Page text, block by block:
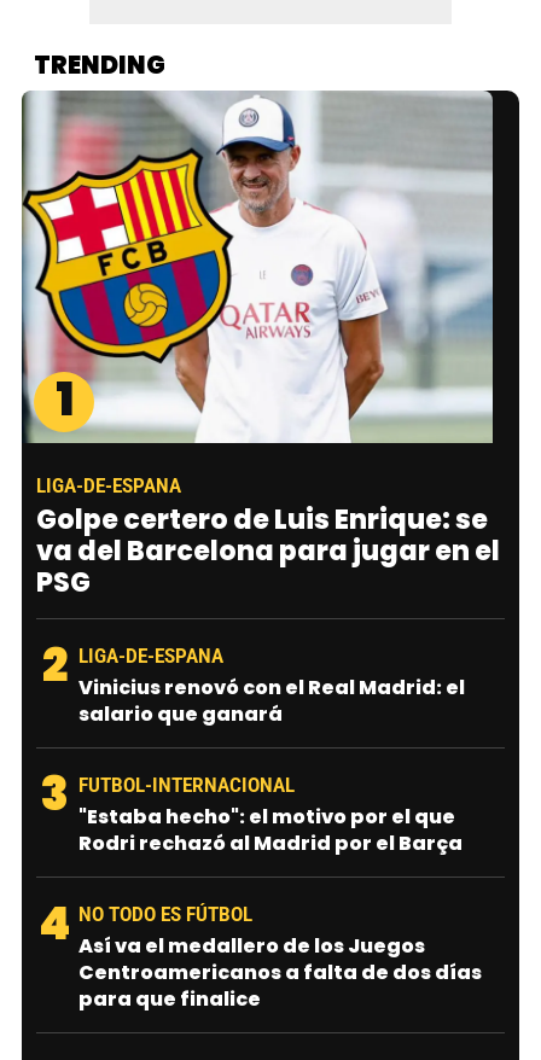
TRENDING
1
LIGA-DE-ESPANA
Golpe certero de Luis Enrique: se
va del Barcelona para jugar en el
PSG
2 LIGA-DE-ESPANA
Vinicius renovó con el Real Madrid: el
salario que ganará
3 FUTBOL-INTERNACIONAL
"Estaba hecho": el motivo por el que
Rodri rechazó al Madrid por el Barça
4 NO TODO ES FÚTBOL
Así va el medallero de los Juegos
Centroamericanos a falta de dos días
para que finalice